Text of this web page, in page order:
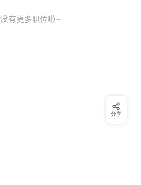
没有更多职位啦~
分享